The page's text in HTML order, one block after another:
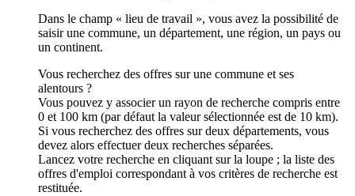
Dans le champ « lieu de travail », vous avez la possibilité de
saisir une commune, un département, une région, un pays ou
un continent.
Vous recherchez des offres sur une commune et ses
alentours ?
Vous pouvez y associer un rayon de recherche compris entre
0 et 100 km (par défaut la valeur sélectionnée est de 10 km).
Si vous recherchez des offres sur deux départements, vous
devez alors effectuer deux recherches séparées.
Lancez votre recherche en cliquant sur la loupe ; la liste des
offres d'emploi correspondant à vos critères de recherche est
restituée.